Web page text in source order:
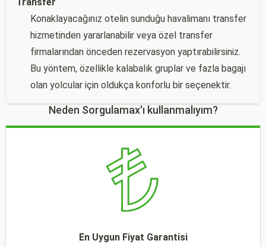
Konaklayacağınız otelin sunduğu havalimanı transfer
hizmetinden yararlanabilir veya özel transfer
firmalarından önceden rezervasyon yaptırabilirsiniz.
Bu yöntem, özellikle kalabalık gruplar ve fazla bagajı
olan yolcular için oldukça konforlu bir seçenektir.
Neden Sorgulamax'ı kullanmalıyım?
En Uygun Fiyat Garantisi